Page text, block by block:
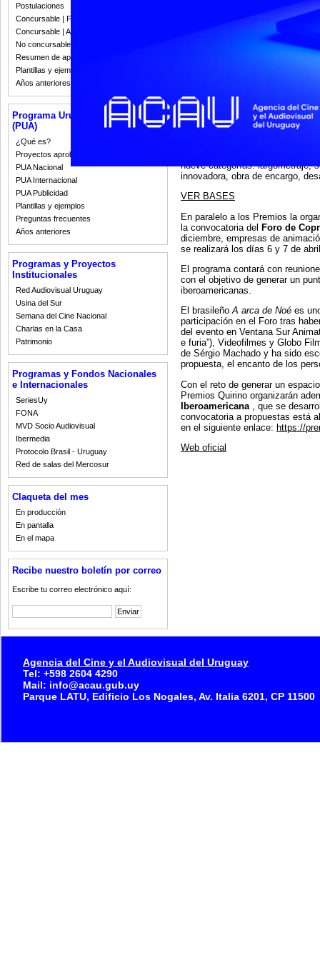
Postulaciones
Concursable | Fallos 2023
Concursable | Actas y Resoluciones
No concursable | Actas y Resoluciones
Resumen de apoyos 2008-2022
Plantillas y ejemplos
Años anteriores
Programa Uruguay Audiovisual
(PUA)
¿Qué es?
Proyectos aprobados
PUA Nacional
PUA Internacional
PUA Publicidad
Plantillas y ejemplos
Preguntas frecuentes
Años anteriores
Programas y Proyectos
Institucionales
Red Audiovisual Uruguay
Usina del Sur
Semana del Cine Nacional
Charlas en la Casa
Patrimonio
Programas y Fondos Nacionales
e Internacionales
SeriesUy
FONA
MVD Socio Audiovisual
Ibermedia
Protocolo Brasil - Uruguay
Red de salas del Mercosur
Claqueta del mes
En producción
En pantalla
En el mapa
Recibe nuestro boletín por correo
Escribe tu correo electrónico aquí:
nueve categorías: largometraje,
innovadora, obra de encargo,
VER BASES
En paralelo a los Premios la
la convocatoria del Foro de
diciembre, empresas de
se realizará los días 6 y 7 de
El programa contará con
con el objetivo de generar un
iberoamericanas.
El brasileñoA arca de Noé es
participación en el Foro tras
del evento en Ventana Sur
e furia”), Videofilmes y Globo
de Sérgio Machado y ha sido
propuesta, el encanto de los
Con el reto de generar un
Premios Quirino organizarán
Iberoamericana , que se
convocatoria a propuestas está
en el siguiente enlace: https://
Web oficial
Agencia del Cine y el Audiovisual del Uruguay
Tel: +598 2604 4290
Mail: info@acau.gub.uy
Parque LATU, Edificio Los Nogales, Av. Italia 6201, CP 11500